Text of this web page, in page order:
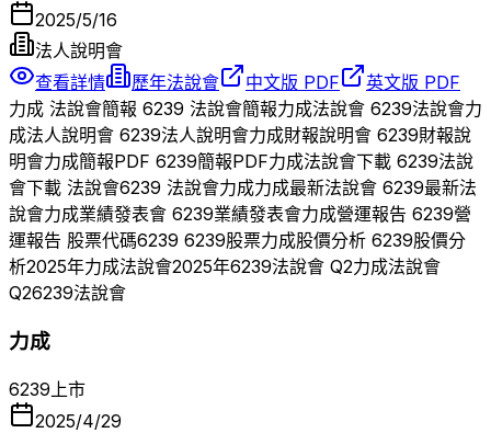
2025/5/16
法人說明會
查看詳情
歷年法說會 中文版 PDF
英文版 PDF
力成 法說會簡報 6239 法說會簡報力成法說會 6239法說會力
成法人說明會 6239法人說明會力成財報說明會 6239財報說
明會力成簡報PDF 6239簡報PDF力成法說會下載 6239法說
會下載 法說會6239 法說會力成力成最新法說會 6239最新法
說會力成業績發表會 6239業績發表會力成營運報告 6239營
運報告 股票代碼6239 6239股票力成股價分析 6239股價分
析2025年力成法說會2025年6239法說會 Q2力成法說會
Q26239法說會
力成
6239上市
2025/4/29